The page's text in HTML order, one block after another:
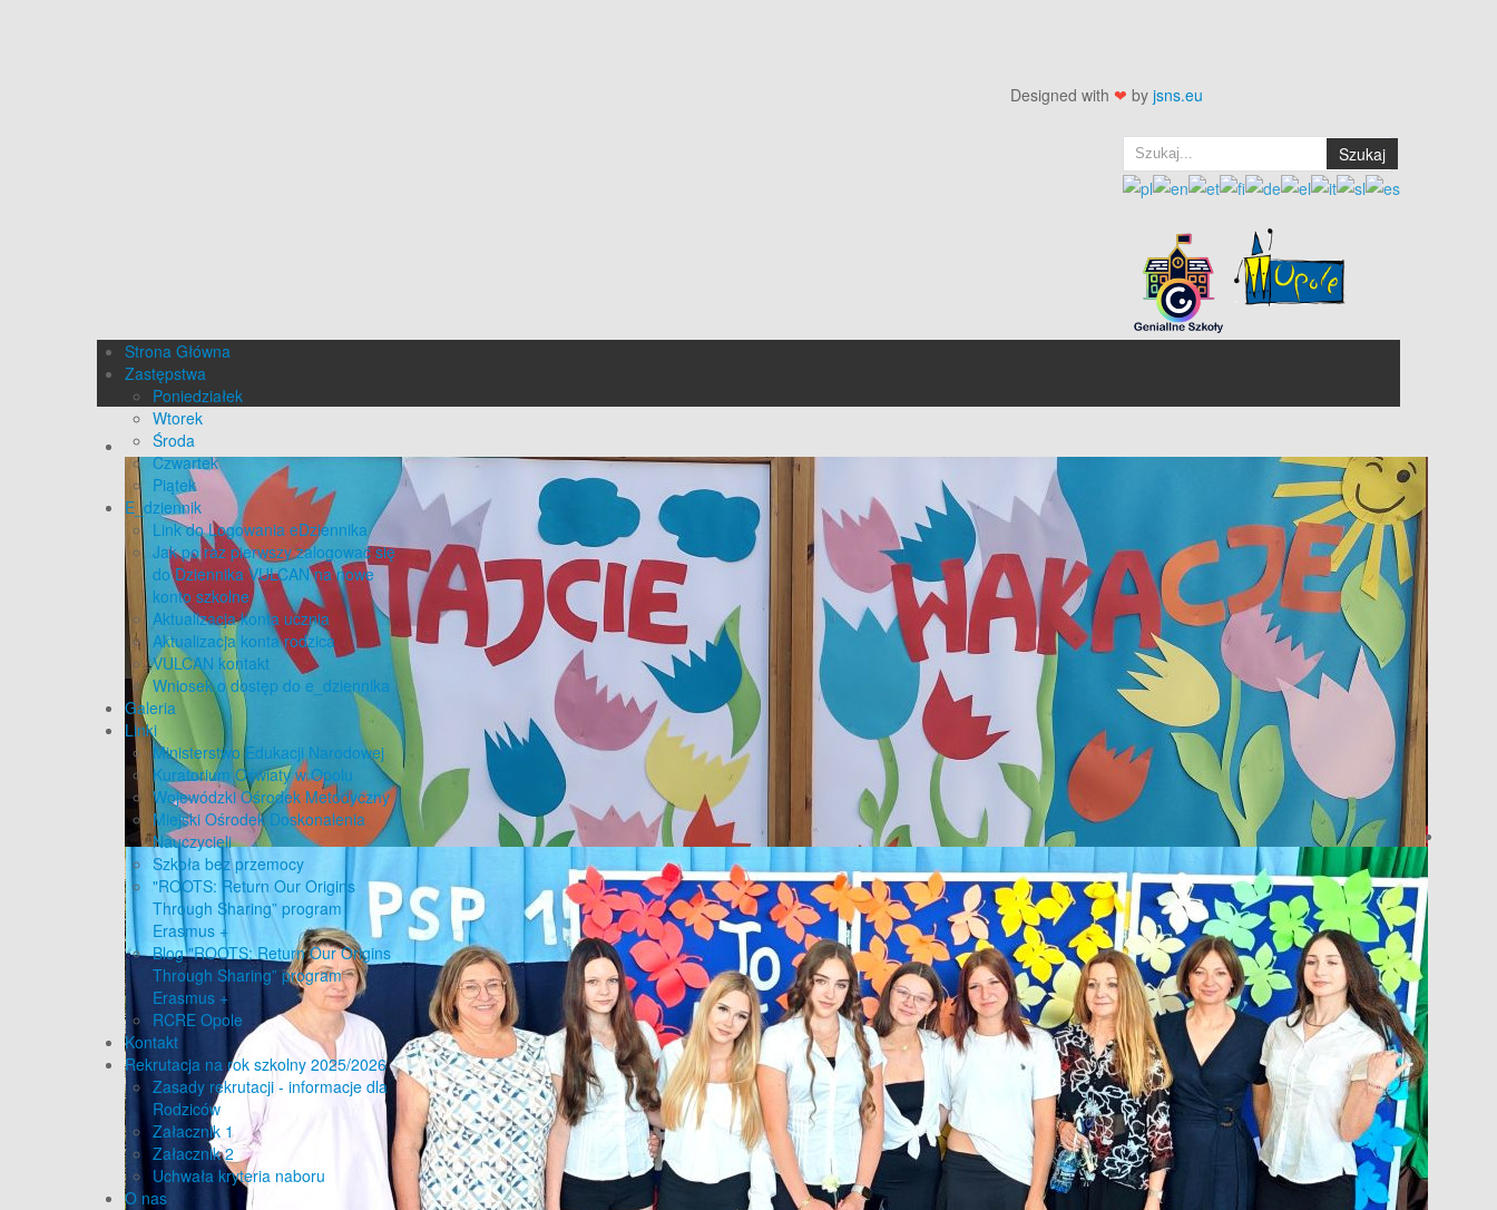
Designed with ❤ by jsns.eu
Szukaj
Strona Główna
Zastępstwa
Poniedziałek
Wtorek
Środa
Czwartek
Piątek
E_dziennik
Link do Logowania eDziennika
Jak po raz pierwszy zalogować się
do Dziennika VULCAN na nowe
konto szkolne
Aktualizacja konta ucznia
Aktualizacja konta rodzica
VULCAN kontakt
Wniosek o dostęp do e_dziennika
Galeria
Linki
Ministerstwo Edukacji Narodowej
Kuratorium Oświaty w Opolu
Wojewódzki Ośrodek Metodyczny
Miejski Ośrodek Doskonalenia
Nauczycieli
Szkoła bez przemocy
"ROOTS: Return Our Origins
Through Sharing” program
Erasmus +
Blog "ROOTS: Return Our Origins
Through Sharing” program
Erasmus +
RCRE Opole
Kontakt
Rekrutacja na rok szkolny 2025/2026
Zasady rekrutacji - informacje dla
Rodziców
Załacznik 1
Załacznik 2
Uchwała kryteria naboru
O nas